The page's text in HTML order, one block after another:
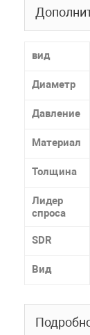
вид
Диаметр
Давление
Материал
Толщина
Лидер
спроса
SDR
Вид